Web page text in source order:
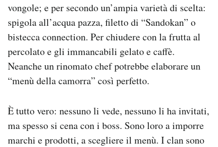
vongole; e per secondo un’ampia varietà di scelta:
spigola all’acqua pazza, filetto di “Sandokan” o
bistecca connection. Per chiudere con la frutta al
percolato e gli immancabili gelato e caffè.
Neanche un rinomato chef potrebbe elaborare un
“menù della camorra” così perfetto.
È tutto vero: nessuno li vede, nessuno li ha invitati,
ma spesso si cena con i boss. Sono loro a imporre
marchi e prodotti, a scegliere il menù. I clan sono